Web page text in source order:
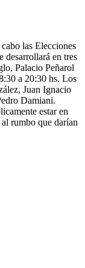
las Elecciones
desarrollará en tres
Palacio Peñarol
a 20:30 hs. Los
Juan Ignacio
Damiani.
estar en
rumbo que darían